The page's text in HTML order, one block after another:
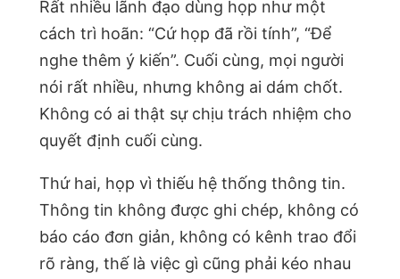
Rất nhiều lãnh đạo dùng họp như một
cách trì hoãn: “Cứ họp đã rồi tính”, “Để
nghe thêm ý kiến”. Cuối cùng, mọi người
nói rất nhiều, nhưng không ai dám chốt.
Không có ai thật sự chịu trách nhiệm cho
quyết định cuối cùng.
Thứ hai, họp vì thiếu hệ thống thông tin.
Thông tin không được ghi chép, không có
báo cáo đơn giản, không có kênh trao đổi
rõ ràng, thế là việc gì cũng phải kéo nhau